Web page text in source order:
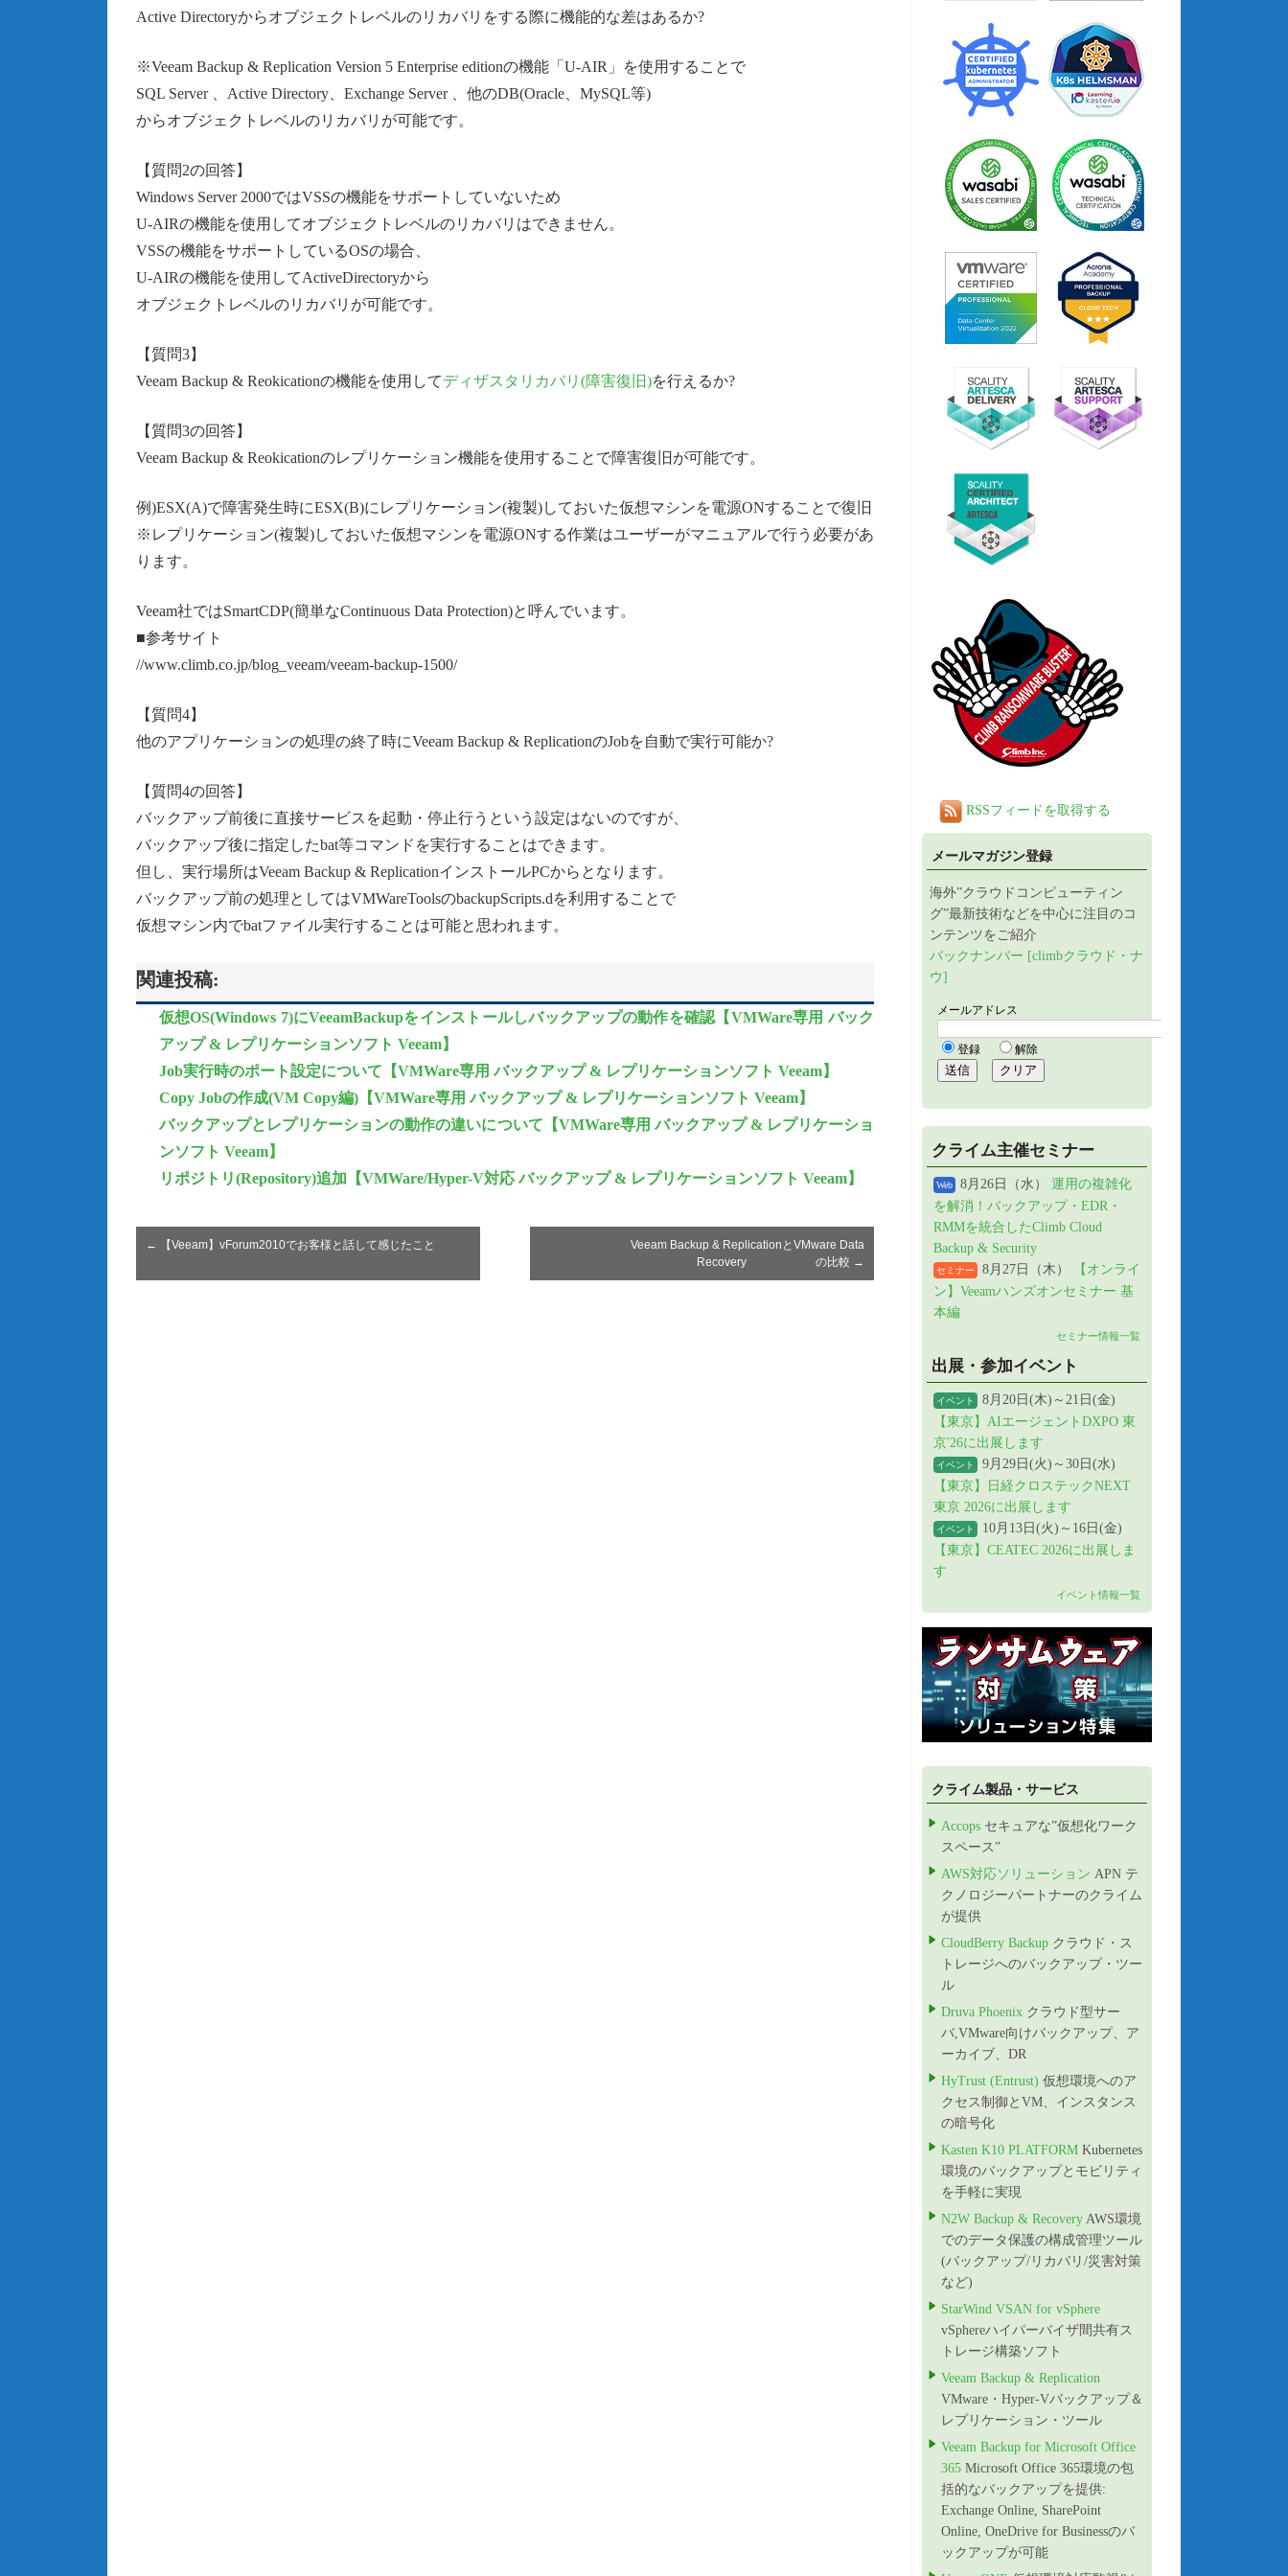
Active Directoryからオブジェクトレベルのリカバリをする際に機能的な差はあるか?
※Veeam Backup & Replication Version 5 Enterprise editionの機能「U-AIR」を使用することで
SQL Server 、Active Directory、Exchange Server 、他のDB(Oracle、MySQL等)
からオブジェクトレベルのリカバリが可能です。
【質問2の回答】
Windows Server 2000ではVSSの機能をサポートしていないため
U-AIRの機能を使用してオブジェクトレベルのリカバリはできません。
VSSの機能をサポートしているOSの場合、
U-AIRの機能を使用してActiveDirectoryから
オブジェクトレベルのリカバリが可能です。
【質問3】
Veeam Backup & Reokicationの機能を使用してディザスタリカバリ(障害復旧)を行えるか?
【質問3の回答】
Veeam Backup & Reokicationのレプリケーション機能を使用することで障害復旧が可能です。
例)ESX(A)で障害発生時にESX(B)にレプリケーション(複製)しておいた仮想マシンを電源ONすることで復旧
※レプリケーション(複製)しておいた仮想マシンを電源ONする作業はユーザーがマニュアルで行う必要があ
ります。
Veeam社ではSmartCDP(簡単なContinuous Data Protection)と呼んでいます。
■参考サイト
//www.climb.co.jp/blog_veeam/veeam-backup-1500/
【質問4】
他のアプリケーションの処理の終了時にVeeam Backup & ReplicationのJobを自動で実行可能か?
【質問4の回答】
バックアップ前後に直接サービスを起動・停止行うという設定はないのですが、
バックアップ後に指定したbat等コマンドを実行することはできます。
但し、実行場所はVeeam Backup & ReplicationインストールPCからとなります。
バックアップ前の処理としてはVMWareToolsのbackupScripts.dを利用することで
仮想マシン内でbatファイル実行することは可能と思われます。
関連投稿:
仮想OS(Windows 7)にVeeamBackupをインストールしバックアップの動作を確認【VMWare専用 バック
アップ & レプリケーションソフト Veeam】
Job実行時のポート設定について【VMWare専用 バックアップ & レプリケーションソフト Veeam】
Copy Jobの作成(VM Copy編)【VMWare専用 バックアップ & レプリケーションソフト Veeam】
バックアップとレプリケーションの動作の違いについて【VMWare専用 バックアップ & レプリケーショ
ンソフト Veeam】
リポジトリ(Repository)追加【VMWare/Hyper-V対応 バックアップ & レプリケーションソフト Veeam】
← 【Veeam】vForum2010でお客様と話して感じたこと
Veeam Backup & ReplicationとVMware Data
Recovery の比較 →
RSSフィードを取得する
メールマガジン登録
海外”クラウドコンピューティン
グ”最新技術などを中心に注目のコ
ンテンツをご紹介
バックナンバー [climbクラウド・ナ
ウ]
クライム主催セミナー
Web 8月26日（水） 運用の複雑化
を解消！バックアップ・EDR・
RMMを統合したClimb Cloud
Backup & Security
セミナー 8月27日（木）
【オンライ
ン】Veeamハンズオンセミナー 基
本編
セミナー情報一覧
出展・参加イベント
イベント
8月20日(木)～21日(金)
【東京】AIエージェントDXPO 東
京'26に出展します
イベント
9月29日(火)～30日(水)
【東京】日経クロステックNEXT
東京 2026に出展します
イベント
10月13日(火)～16日(金)
【東京】CEATEC 2026に出展しま
す
イベント情報一覧
クライム製品・サービス
Accops セキュアな”仮想化ワーク
スペース”
AWS対応ソリューション APN テ
クノロジーパートナーのクライム
が提供
CloudBerry Backup クラウド・ス
トレージへのバックアップ・ツー
ル
Druva Phoenix クラウド型サー
バ,VMware向けバックアップ、ア
ーカイブ、DR
HyTrust (Entrust) 仮想環境へのア
クセス制御とVM、インスタンス
の暗号化
Kasten K10 PLATFORM Kubernetes
環境のバックアップとモビリティ
を手軽に実現
N2W Backup & Recovery AWS環境
でのデータ保護の構成管理ツール
(バックアップ/リカバリ/災害対策
など)
StarWind VSAN for vSphere
vSphereハイパーバイザ間共有ス
トレージ構築ソフト
Veeam Backup & Replication
VMware・Hyper-Vバックアップ＆
レプリケーション・ツール
Veeam Backup for Microsoft Office
365 Microsoft Office 365環境の包
括的なバックアップを提供:
Exchange Online, SharePoint
Online, OneDrive for Businessのバ
ックアップが可能